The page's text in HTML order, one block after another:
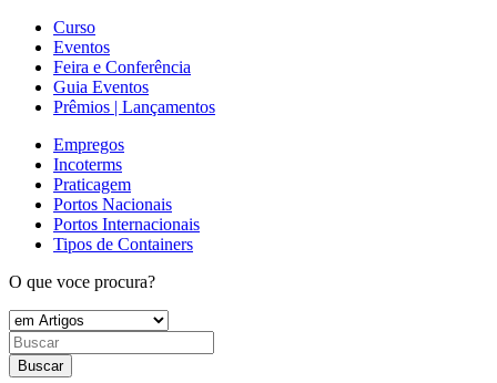
Curso
Eventos
Feira e Conferência
Guia Eventos
Prêmios | Lançamentos
Empregos
Incoterms
Praticagem
Portos Nacionais
Portos Internacionais
Tipos de Containers
O que voce procura?
Buscar